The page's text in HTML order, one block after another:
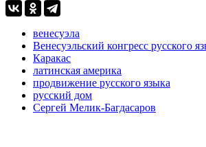
венесуэла
Венесуэльский конгресс русского
Каракас
латинская америка
продвижение русского языка
русский дом
Сергей Мелик-Багдасаров